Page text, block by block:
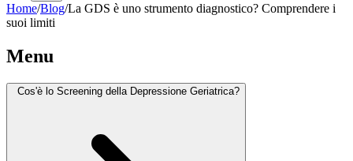
Home/Blog/La GDS è uno strumento diagnostico? Comprendere i
suoi limiti
Menu
Cos'è lo Screening della Depressione Geriatrica?